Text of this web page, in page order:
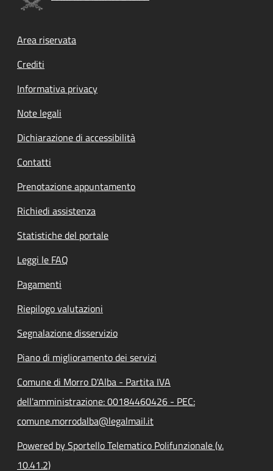
Footer menu
Area riservata
Crediti
Informativa privacy
Note legali
Dichiarazione di accessibilità
Contatti
Prenotazione appuntamento
Richiedi assistenza
Statistiche del portale
Leggi le FAQ
Pagamenti
Riepilogo valutazioni
Segnalazione disservizio
Piano di miglioramento dei servizi
Comune di Morro D'Alba - Partita IVA
dell'amministrazione: 00184460426 - PEC:
comune.morrodalba@legalmail.it
Powered by Sportello Telematico Polifunzionale (v.
10.41.2)